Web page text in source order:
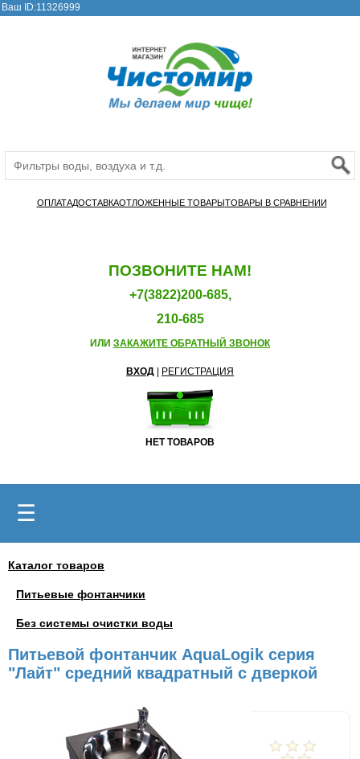
Ваш ID:11326999
ОПЛАТАДОСТАВКАОТЛОЖЕННЫЕ ТОВАРЫТОВАРЫ В СРАВНЕНИИ
ПОЗВОНИТЕ НАМ!
+7(3822)200-685,
210-685
ИЛИ ЗАКАЖИТЕ ОБРАТНЫЙ ЗВОНОК
ВХОД РЕГИСТРАЦИЯ
НЕТ ТОВАРОВ
☰
Каталог товаров
Питьевые фонтанчики
Без системы очистки воды
Питьевой фонтанчик AquaLogik серия
"Лайт" средний квадратный с дверкой